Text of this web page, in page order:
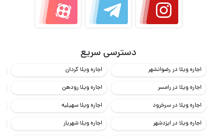
دسترسی سریع
اجاره ویلا در رضوانشهر
اجاره ویلا در رامسر
اجاره ویلا در سرخرود
اجاره ویلا در ایزدشهر
اجاره ویلا کردان
اجاره ویلا رودهن
اجاره ویلا سهیلیه
اجاره ویلا شهریار